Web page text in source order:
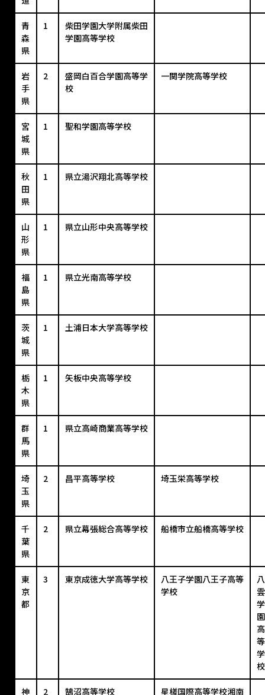
青
森
県
1
柴田学園大学附属柴田
学園高等学校
岩
手
県
2
盛岡白百合学園高等学
校
一関学院高等学校
宮
城
県
1 聖和学園高等学校
秋
田
県
1 県立湯沢翔北高等学校
山
形
県
1 県立山形中央高等学校
福
島
県
1 県立光南高等学校
茨
城
県
1 土浦日本大学高等学校
栃
木
県
1 矢板中央高等学校
群
馬
県
1 県立高崎商業高等学校
埼
玉
県
2 昌平高等学校 埼玉栄高等学校
千
葉
県
2 県立幕張総合高等学校 船橋市立船橋高等学校
東
京
都
3 東京成徳大学高等学校
八王子学園八王子高等
学校
八
雲
学
園
高
等
学
校
神
2 鵠沼高等学校 星槎国際高等学校湘南